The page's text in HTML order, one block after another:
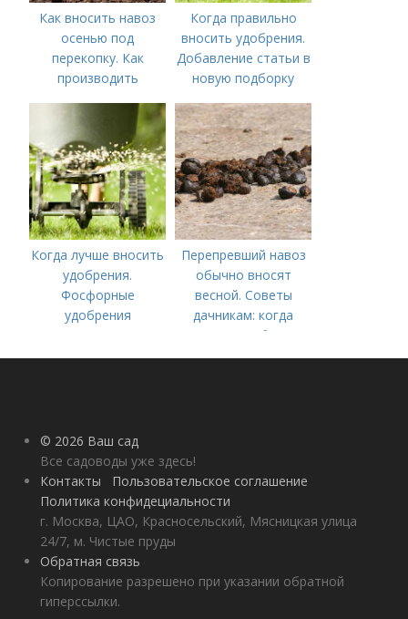
Как вносить навоз
осенью под
перекопку. Как
производить
Когда правильно
вносить удобрения.
Добавление статьи в
новую подборку
Когда лучше вносить
удобрения.
Фосфорные
удобрения
Перепревший навоз
обычно вносят
весной. Советы
дачникам: когда
вносить удобрение
— весной или осенью
© 2026 Ваш сад
Все садоводы уже здесь!
Контакты
Пользовательское соглашение
Политика конфидециальности
г. Москва, ЦАО, Красносельский, Мясницкая улица
24/7, м. Чистые пруды
Обратная связь
Копирование разрешено при указании обратной
гиперссылки.